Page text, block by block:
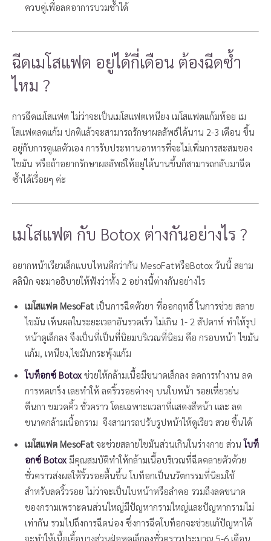
ควบคู่เพื่อลดอาการบวมช้ำได้
ฉีดเมโสแฟต อยู่ได้กี่เดือน ต้องฉีดซ้ำ
ไหม ?
การฉีดเมโสแฟต ไม่ว่าจะเป็นเมโสแฟตเหนียง เมโสแฟตแก้มห้อย เม
โสแฟตลดแก้ม ปกติแล้วจะสามารถรักษาผลลัพธ์ได้นาน 2-3 เดือน ขึ้น
อยู่กับการดูแลตัวเอง การรับประทานอาหารที่จะไม่เพิ่มการสะสมของ
ไขมัน หรือถ้าอยากรักษาผลลัพธ์ให้อยู่ได้นานขึ้นก็สามารถกลับมาฉีด
ซ้ำได้เรื่อยๆ ค่ะ
เมโสแฟต กับ Botox ต่างกันอย่างไร ?
อยากหน้าเรียวเล็กแบบไหนดีกว่ากัน MesoFatหรือBotox วันนี้ สยาม
คลินิก จะมาอธิบายให้ฟังว่าทั้ง 2 อย่างนี้ต่างกันอย่างไร
เมโสแฟต MesoFat เป็นการฉีดตัวยา ที่ออกฤทธิ์ ในการช่วย สลาย
ไขมัน เห็นผลในระยะเวลาอันรวดเร็ว ไม่เกิน 1- 2 สัปดาห์ ทำให้รูป
หน้าดูเล็กลง จึงเป็นที่เป็นที่นิยมบริเวณที่นิยม คือ กรอบหน้า ไขมัน
แก้ม, เหนียง,ไขมันกระพุ้งแก้ม
โบท็อกซ์ Botox ช่วยให้กล้ามเนื้อมีขนาดเล็กลง ลดการทำงาน ลด
การหดเกร็ง เลยทำให้ ลดริ้วรอยต่างๆ บนใบหน้า รอยเหี่ยวย่น
ตีนกา ขมวดคิ้ว ชั่วคราว โดยเฉพาะเเวลาที่แสดงสีหน้า และ ลด
ขนาดกล้ามเนื้อกราม จึงสามารถปรับรูปหน้าให้ดูเรียว สวย ขึ้นได้
เมโสแฟต MesoFat จะช่วยสลายไขมันส่วนเกินในร่างกาย ส่วนโบท็
อกซ์ Botox มีคุณสมบัติทำให้กล้ามเนื้อบริเวณที่ฉีดคลายตัวด้วย
ชั่วคราวส่งผลให้ริ้วรอยตื้นขึ้น โบท็อกเป็นนวัตกรรมที่นิยมใช้
สำหรับลดริ้วรอย ไม่ว่าจะเป็นใบหน้าหรือลำคอ รวมถึงลดขนาด
ของกรามเพราะคนส่วนใหญ่มีปัญหากรามใหญ่และปัญหากรามไม่
เท่ากัน รวมไปถึงการฉีดน่อง ซึ่งการฉีดโบท็อกจะช่วยแก้ปัญหาได้
จะทำให้เนื้อเยื้อบางส่วนฝ่อหดเล็กลงชั่วคราวประมาณ 5-6 เดือน